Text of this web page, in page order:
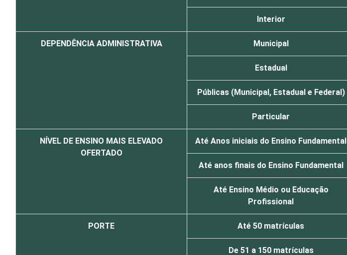
Interior
DEPENDÊNCIA ADMINISTRATIVA Municipal
Estadual
Públicas (Municipal, Estadual e Federal)
Particular
NÍVEL DE ENSINO MAIS ELEVADO
OFERTADO
Até Anos iniciais do Ensino Fundamental
Até anos finais do Ensino Fundamental
Até Ensino Médio ou Educação
Profissional
PORTE Até 50 matrículas
De 51 a 150 matrículas